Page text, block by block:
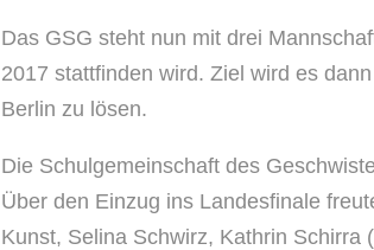
Das GSG steht nun mit drei
2017 stattfinden wird. Ziel wird es
Berlin zu lösen.
Die Schulgemeinschaft des
Über den Einzug ins Landesfinale
Kunst, Selina Schwirz, Kathrin Schirra